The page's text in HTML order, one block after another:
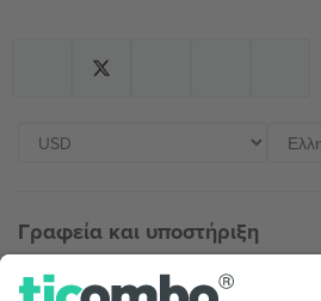
Γραφεία και υποστήριξη
Germany